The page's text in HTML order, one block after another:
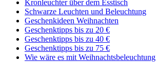
Kronleuchter über dem Esstisch
Schwarze Leuchten und Beleuchtung
Geschenkideen Weihnachten
Geschenktipps bis zu 20 €
Geschenktipps bis zu 40 €
Geschenktipps bis zu 75 €
Wie wäre es mit Weihnachtsbeleuchtung